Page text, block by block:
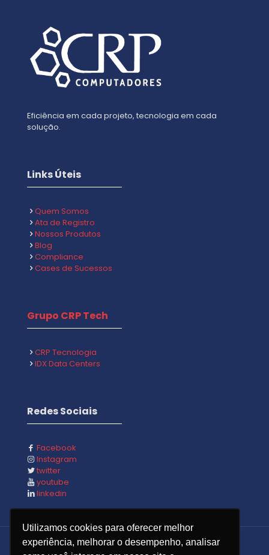
Utilizamos cookies para oferecer melhor
experiência, melhorar o desempenho, analisar
Eficiência em cada projeto, tecnologia em cada
solução.
Links Úteis
Quem Somos
Ata de Registro
Nossos Produtos
Blog
Compliance
Cases de Sucessos
Grupo CRP Tech
CRP Tecnologia
IDX Data Centers
Redes Sociais
Facebook
Instagram
twitter
youtube
linkedin